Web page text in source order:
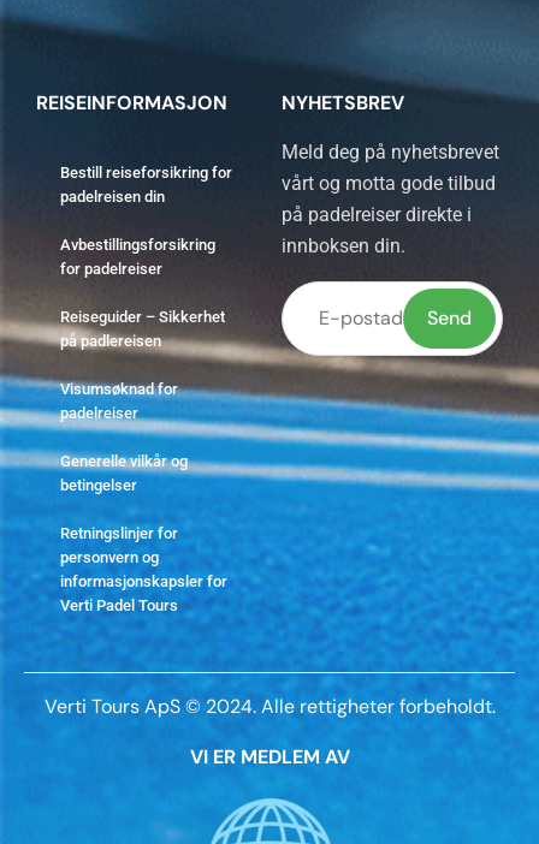
REISEINFORMASJON
Bestill reiseforsikring for
padelreisen din
Avbestillingsforsikring
for padelreiser
Reiseguider – Sikkerhet
på padlereisen
Visumsøknad for
padelreiser
Generelle vilkår og
betingelser
Retningslinjer for
personvern og
informasjonskapsler for
Verti Padel Tours
NYHETSBREV
Meld deg på nyhetsbrevet
vårt og motta gode tilbud
på padelreiser direkte i
innboksen din.
Vennligst
la dette
feltet stå
tomt.
Verti Tours ApS © 2024. Alle rettigheter forbeholdt.
VI ER MEDLEM AV